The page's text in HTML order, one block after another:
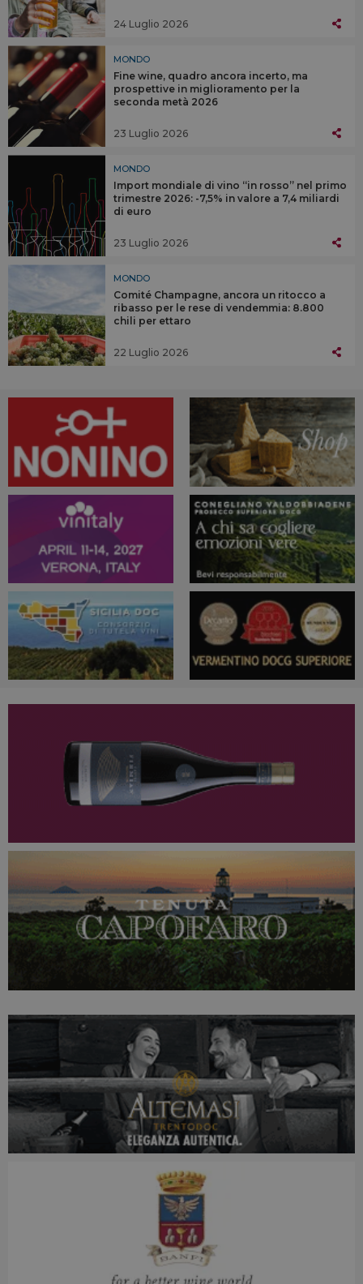
24 Luglio 2026
MONDO
Fine wine, quadro ancora incerto, ma
prospettive in miglioramento per la
seconda metà 2026
23 Luglio 2026
MONDO
Import mondiale di vino “in rosso” nel primo
trimestre 2026: -7,5% in valore a 7,4 miliardi
di euro
23 Luglio 2026
MONDO
Comité Champagne, ancora un ritocco a
ribasso per le rese di vendemmia: 8.800
chili per ettaro
22 Luglio 2026